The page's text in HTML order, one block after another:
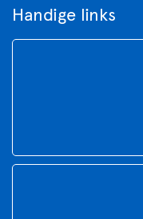
Handige links